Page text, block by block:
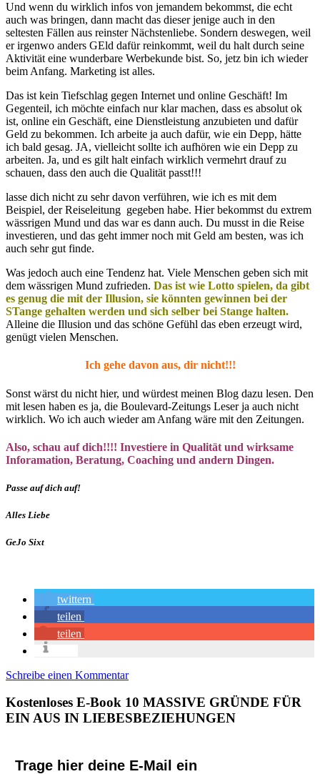
Und wenn du wirklich infos von jemandem bekommst, die echt
auch was bringen, dann macht das dieser jenige auch in den
seltesten Fällen aus reinster Nächstenliebe. Sondern deswegen, weil
er irgenwo anders GEld dafür reinkommt, weil du halt durch seine
Aktivität eine wunderbare Werbekunde bist. So, jetz bin ich wieder
beim Anfang. Marketing ist alles.
Das ist kein Tiefschlag gegen Internet und online Geschäft! Im
Gegenteil, ich möchte einfach nur klar machen, dass es absolut ok
ist, online ein Geschäft, eine Dienstleistung anzubieten und dafür
Geld zu bekommen. Ich arbeite ja auch dafür, wie ein Depp, hätte
ich bald gesag. JA, vielleicht sollte ich aufhören wie ein Depp zu
arbeiten. Ja, und es gilt halt einfach wirklich vermehrt drauf zu
schauen, dass den auch die Qualität passt!!!
lasse dich nicht zu sehr davon verführen, wie ich es mit dem
Beispiel, der Reiseleitung gegeben habe. Hier bekommst du extrem
wässrigen Mund und das war es dann auch. Du musst in die Reise
investieren, und das geht immer noch mit Geld am besten, was ich
auch sehr gut finde.
Was jedoch auch eine Tendenz hat. Viele Menschen geben sich mit
dem wässrigen Mund zufrieden. Das ist wie Lotto spielen, da gibt
es genug die mit der Illusion, sie könnten gewinnen bei der
STange gehalten werden und sich selber bei Stange halten.
Alleine die Illusion und das schöne Gefühl das eben erzeugt wird,
genügt vielen Menschen.
Ich gehe davon aus, dir nicht!!!
Sonst wärst du nicht hier, und würdest meinen Blog dazu lesen. Den
mit lesen haben es ja, die Boulevard-Zeitungs Leser ja auch nicht
wirklich. Wo ich auch wieder am Anfang wäre mit den Zeitungen.
Also, schau auf dich!!!! Investiere in Qualität und wirksame
Inforamation, Beratung, Coaching und andern Dingen.
Passe auf dich auf!
Alles Liebe
GeJo Sixt
twittern
teilen
teilen
Schreibe einen Kommentar
Kostenloses E-Book 10 MASSIVE GRÜNDE FÜR
EIN AUS IN LIEBESBEZIEHUNGEN
Trage hier deine E-Mail ein